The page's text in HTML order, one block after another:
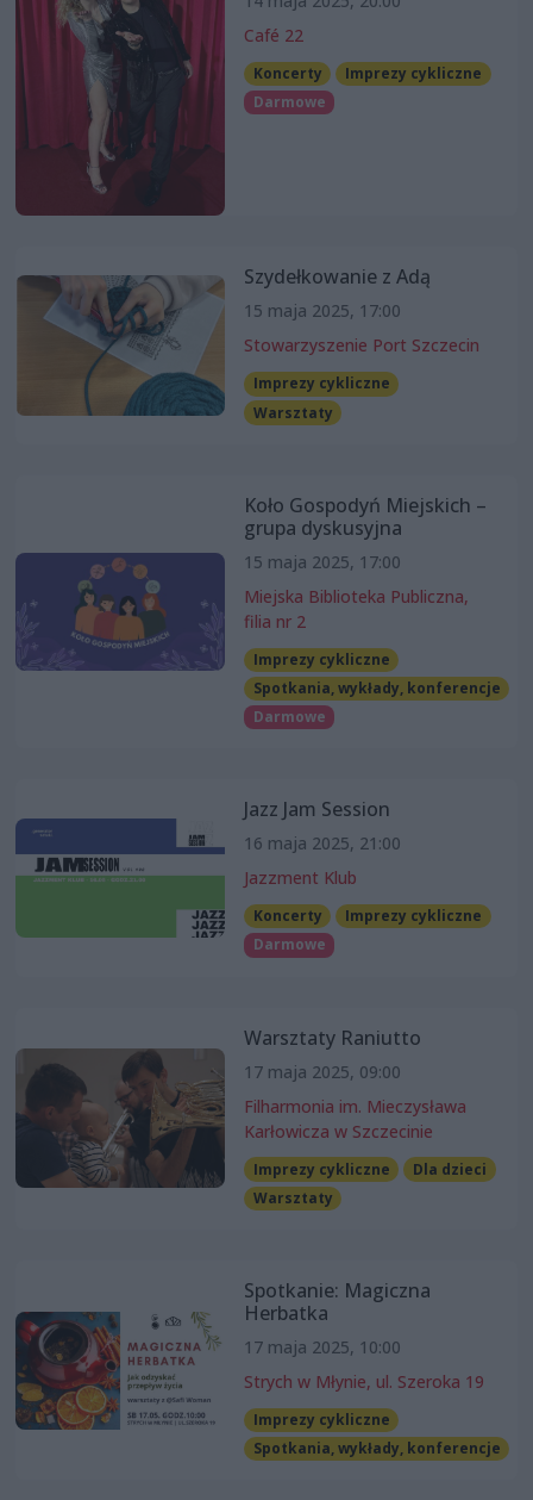
Café 22
Koncerty
Imprezy cykliczne
Darmowe
Szydełkowanie z Adą
15 maja 2025, 17:00
Stowarzyszenie Port Szczecin
Imprezy cykliczne
Warsztaty
Koło Gospodyń Miejskich –
grupa dyskusyjna
15 maja 2025, 17:00
Miejska Biblioteka Publiczna,
filia nr 2
Imprezy cykliczne
Spotkania, wykłady, konferencje
Darmowe
Jazz Jam Session
16 maja 2025, 21:00
Jazzment Klub
Koncerty
Imprezy cykliczne
Darmowe
Warsztaty Raniutto
17 maja 2025, 09:00
Filharmonia im. Mieczysława
Karłowicza w Szczecinie
Imprezy cykliczne
Dla dzieci
Warsztaty
Spotkanie: Magiczna
Herbatka
17 maja 2025, 10:00
Strych w Młynie, ul. Szeroka 19
Imprezy cykliczne
Spotkania, wykłady, konferencje